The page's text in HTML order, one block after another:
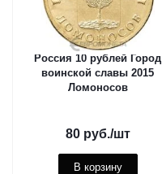
Россия 10 рублей Город
воинской славы 2015
Ломоносов
80руб./шт
В корзину